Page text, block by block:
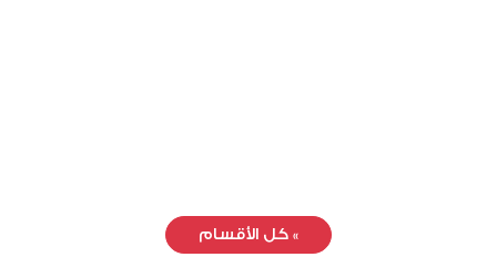
» كل الأقسام